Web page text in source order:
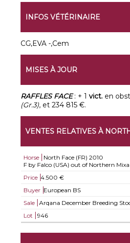
INFOS VÉTÉRINAIRE
CG,EVA -,Cem
MISES À JOUR
RAFFLES FACE: + 1vict. en
(Gr.3), et 234 815 €.
VENTES RELATIVES À
Horse North Face (FR) 2010
F by Falco (USA) out of Northern
Price 4.500 €
Buyer European BS
Sale
Arqana December Breeding
Lot
946